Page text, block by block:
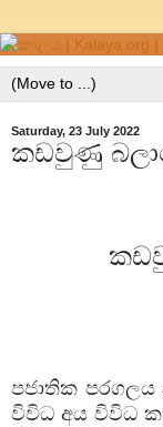
Saturday, 23 July 2022
කඩවුණු
පජාතික පරගලය
විවිධ අය විවිධ